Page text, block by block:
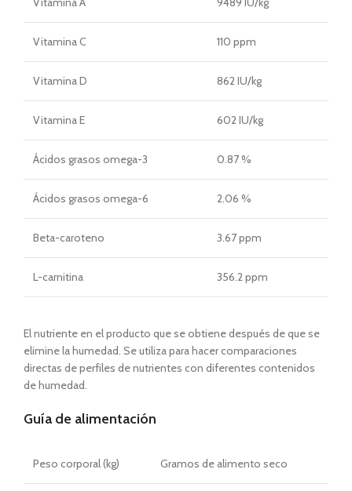
Vitamina C 110 ppm
Vitamina D 862 IU/kg
Vitamina E 602 IU/kg
Ácidos grasos omega-3 0.87 %
Ácidos grasos omega-6 2.06 %
Beta-caroteno 3.67 ppm
L-carnitina 356.2 ppm
El nutriente en el producto que se obtiene después de que se
elimine la humedad. Se utiliza para hacer comparaciones
directas de perfiles de nutrientes con diferentes contenidos
de humedad.
Guía de alimentación
Peso corporal (kg) Gramos de alimento seco